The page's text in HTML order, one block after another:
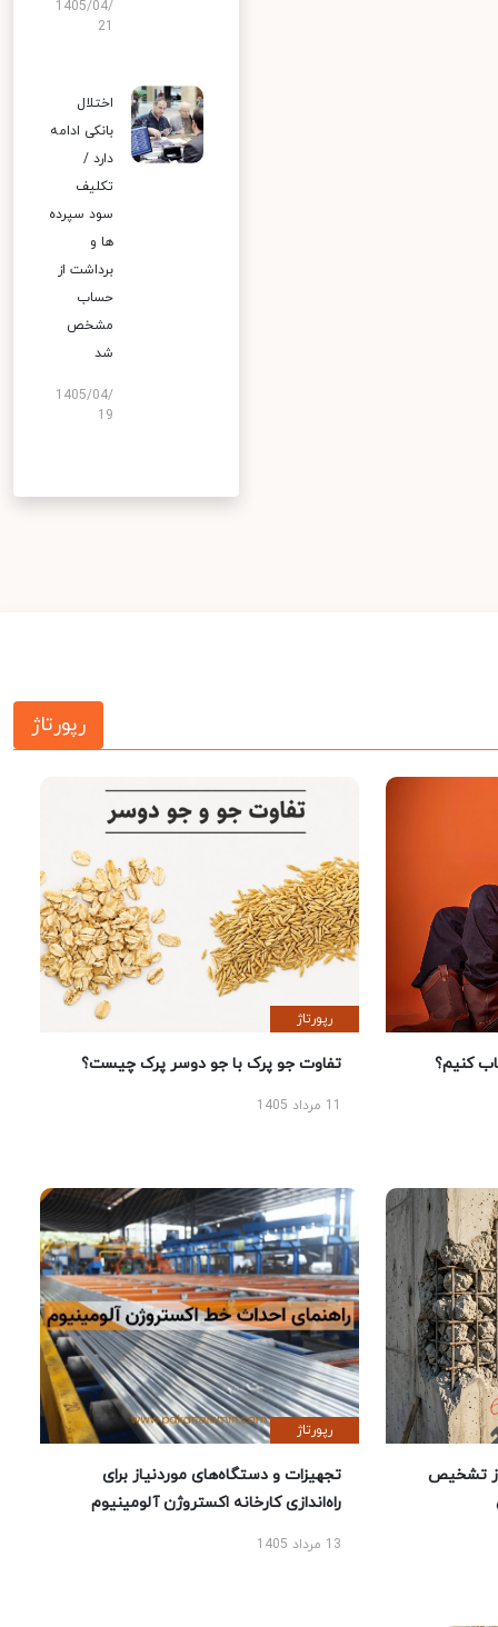
1405/04/
اختلال
بانکی ادامه
دارد /
تکلیف
سود سپرده
ها و
برداشت از
حساب
مشخص
شد
1405/04/
19
رپورتاژ
کنیم؟
رپورتاژ
تفاوت جو پرک با جو دوسر پرک چیست؟
تشخیص
رپورتاژ
تجهیزات و دستگاه‌های موردنیاز برای
راه‌اندازی کارخانه اکستروژن آلومینیوم
13 مرداد 1405